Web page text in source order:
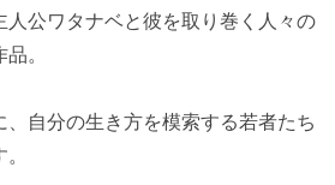
人公ワタナベと彼を取り巻く人々の
。
自分の生き方を模索する若者たち